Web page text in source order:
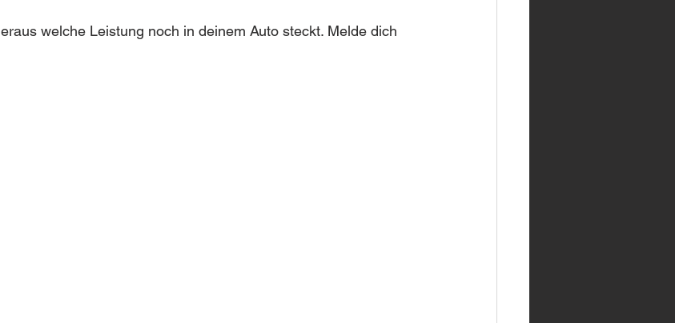
welche Leistung noch in deinem Auto steckt. Melde dich